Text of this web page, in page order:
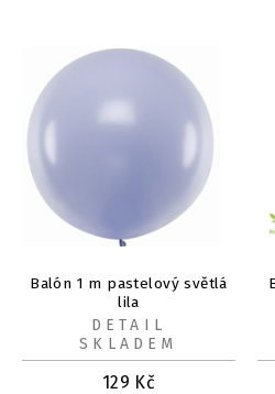
Balón 1 m pastelový světlá
lila
129 Kč
DETAIL
SKLADEM